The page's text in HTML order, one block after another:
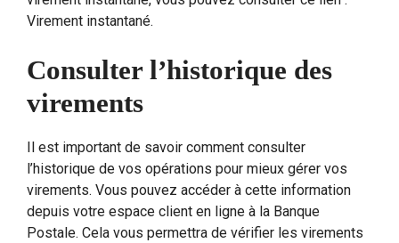
Virement instantané.
Consulter l’historique des
virements
Il est important de savoir comment consulter
l’historique de vos opérations pour mieux gérer vos
virements. Vous pouvez accéder à cette information
depuis votre espace client en ligne à la Banque
Postale. Cela vous permettra de vérifier les virements